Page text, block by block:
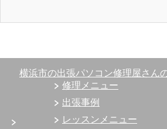
横浜市の出張パソコン修理屋さん
修理メニュー
出張事例
レッスンメニュー